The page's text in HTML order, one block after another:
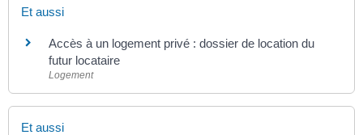
Et aussi
Accès à un logement privé : dossier de location du
futur locataire
Logement
Et aussi